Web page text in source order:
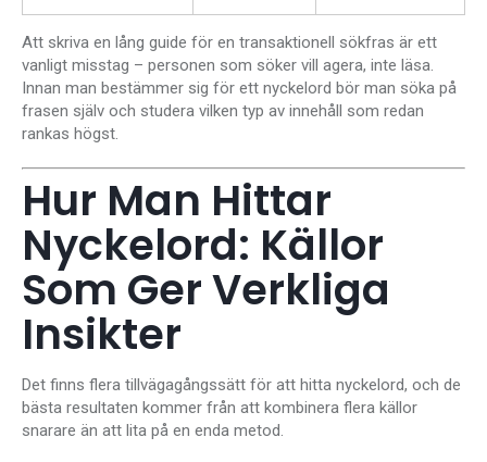
Att skriva en lång guide för en transaktionell sökfras är ett
vanligt misstag – personen som söker vill agera, inte läsa.
Innan man bestämmer sig för ett nyckelord bör man söka på
frasen själv och studera vilken typ av innehåll som redan
rankas högst.
Hur Man Hittar
Nyckelord: Källor
Som Ger Verkliga
Insikter
Det finns flera tillvägagångssätt för att hitta nyckelord, och de
bästa resultaten kommer från att kombinera flera källor
snarare än att lita på en enda metod.